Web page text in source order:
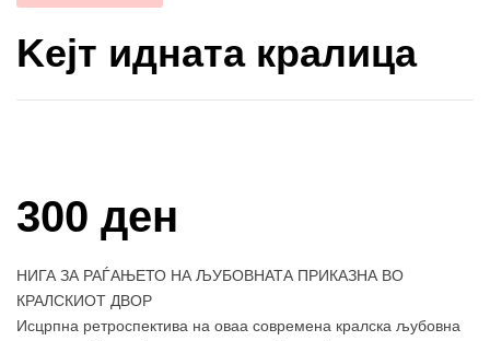
Keјт идната кралица
300 ден
НИГА ЗА РАЃАЊЕТО НА ЉУБОВНАТА ПРИКАЗНА ВО
КРАЛСКИОТ ДВОР
Исцрпна ретроспектива на оваа современа кралска љубовна